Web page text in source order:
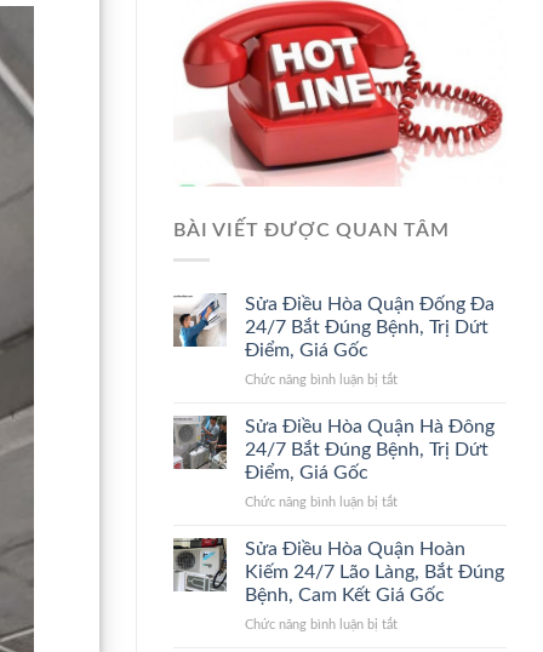
BÀI VIẾT ĐƯỢC QUAN TÂM
Sửa Điều Hòa Quận Đống Đa
24/7 Bắt Đúng Bệnh, Trị Dứt
Điểm, Giá Gốc
Chức năng bình luận bị tắtở
Điều
Hòa
Quận
Đa
Bắt
Đúng
Bệnh,
Dứt
Sửa Điều Hòa Quận Hà Đông
24/7 Bắt Đúng Bệnh, Trị Dứt
Điểm, Giá Gốc
Chức năng bình luận bị tắtở
Điều
Quận
Hà
Đông
Sửa Điều Hòa Quận Hoàn
Kiếm 24/7 Lão Làng, Bắt Đúng
Bệnh, Cam Kết Giá Gốc
Chức năng bình luận bị tắtở